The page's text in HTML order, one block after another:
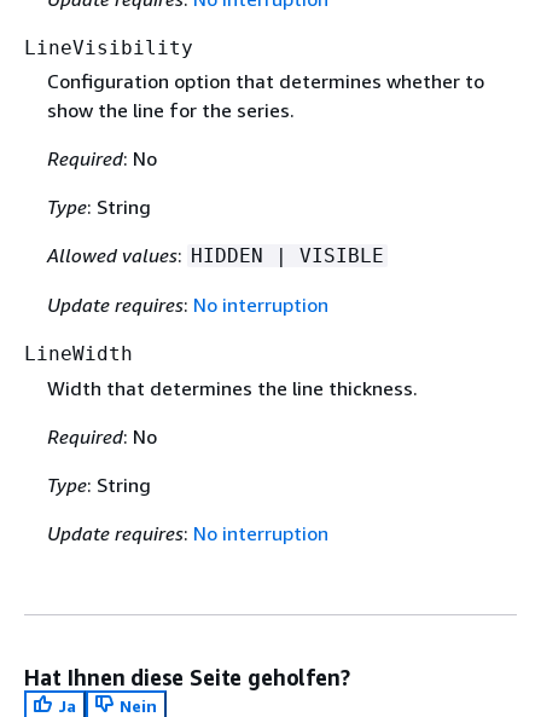
LineVisibility
Configuration option that determines whether to
show the line for the series.
Required: No
Type: String
Allowed values: HIDDEN | VISIBLE
Update requires: No interruption
LineWidth
Width that determines the line thickness.
Required: No
Type: String
Update requires: No interruption
Hat Ihnen diese Seite geholfen?
Ja
Nein